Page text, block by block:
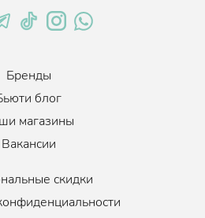
Бренды
блог
магазины
Вакансии
скидки